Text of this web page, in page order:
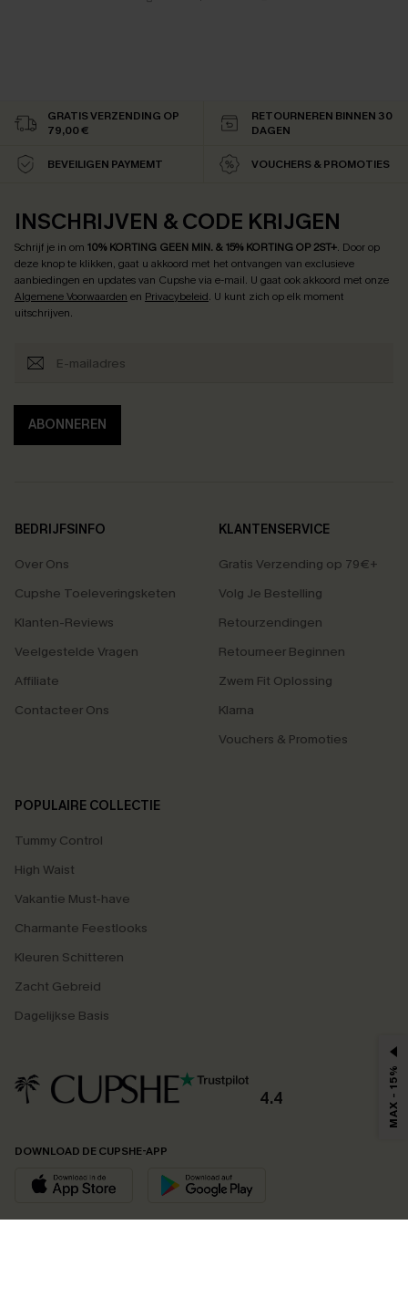
GRATIS VERZENDING OP
79,00 €
RETOURNEREN BINNEN 30
DAGEN
BEVEILIGEN PAYMEMT VOUCHERS & PROMOTIES
INSCHRIJVEN & CODE KRIJGEN
Schrijf je in om 10% KORTING GEEN MIN. & 15% KORTING OP 2ST+. Door op
deze knop te klikken, gaat u akkoord met het ontvangen van exclusieve
aanbiedingen en updates van Cupshe via e-mail. U gaat ook akkoord met onze
Algemene Voorwaarden en Privacybeleid. U kunt zich op elk moment
uitschrijven.
ABONNEREN
BEDRIJFSINFO
Over Ons
Cupshe Toeleveringsketen
Klanten-Reviews
Veelgestelde Vragen
Affiliate
Contacteer Ons
KLANTENSERVICE
Gratis Verzending op 79€+
Volg Je Bestelling
Retourzendingen
Retourneer Beginnen
Zwem Fit Oplossing
Klarna
Vouchers & Promoties
POPULAIRE COLLECTIE
Tummy Control
High Waist
Vakantie Must-have
Charmante Feestlooks
Kleuren Schitteren
Zacht Gebreid
Dagelijkse Basis
4.4
DOWNLOAD DE CUPSHE-APP
MAX - 15%